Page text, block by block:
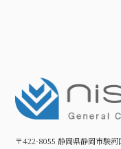
Leave a comment
円分プレゼント！
（※土地活用をご検討中、
はこれからご検討される方
〒422-8055 静岡県静岡市駿河